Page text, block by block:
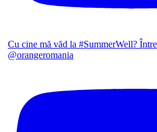
Cu cine mă văd la #SummerWell?
@orangeromania